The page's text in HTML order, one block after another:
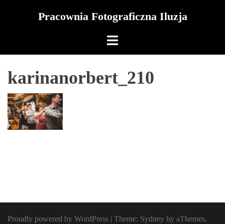
Pracownia Fotograficzna Iluzja
karinanorbert_210
Proudly powered by WordPress | Theme: Sydney by aThemes.